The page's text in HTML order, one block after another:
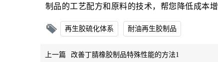
制品的工艺配方和原料的技术，帮您降低成本增
再生胶硫化体系 耐油再生胶制品
上一篇 改善丁腈橡胶制品特殊性能的方法1